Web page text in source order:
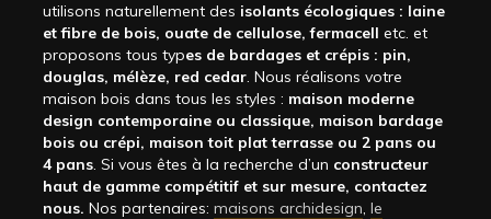
utilisons naturellement des isolants écologiques : laine
et fibre de bois, ouate de cellulose, fermacell etc. et
proposons tous types de bardages et crépis : pin,
douglas, mélèze, red cedar. Nous réalisons votre
maison bois dans tous les styles : maison moderne
design contemporaine ou classique, maison bardage
bois ou crépi, maison toit plat terrasse ou 2 pans ou
4 pans. Si vous êtes à la recherche d’un constructeur
haut de gamme compétitif et sur mesure, contactez
nous. Nos partenaires: maisons archidesign, le